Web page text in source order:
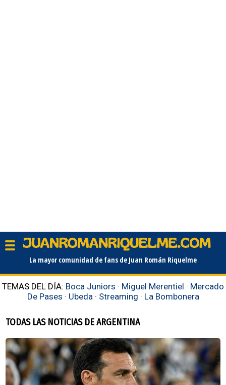
La mayor comunidad de fans de Juan Román Riquelme
TEMAS DEL DÍA: Boca Juniors · Miguel Merentiel · Mercado
De Pases · Ubeda · Streaming · La Bombonera
TODAS LAS NOTICIAS DE ARGENTINA